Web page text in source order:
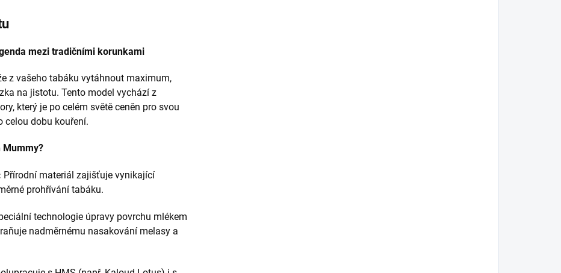
mezi tradičními korunkami
z vašeho tabáku vytáhnout maximum,
na jistotu. Tento model vychází z
který je po celém světě ceněn pro svou
celou dobu kouření.
Mummy?
Přírodní materiál zajišťuje vynikající
prohřívání tabáku.
technologie úpravy povrchu mlékem
nadměrnému nasakování melasy a